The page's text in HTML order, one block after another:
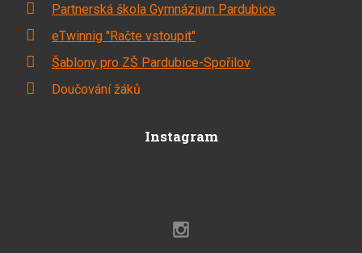
Partnerská škola Gymnázium Pardubice
eTwinnig "Račte vstoupit"
Šablony pro ZŠ Pardubice-Spořilov
Doučování žáků
Instagram